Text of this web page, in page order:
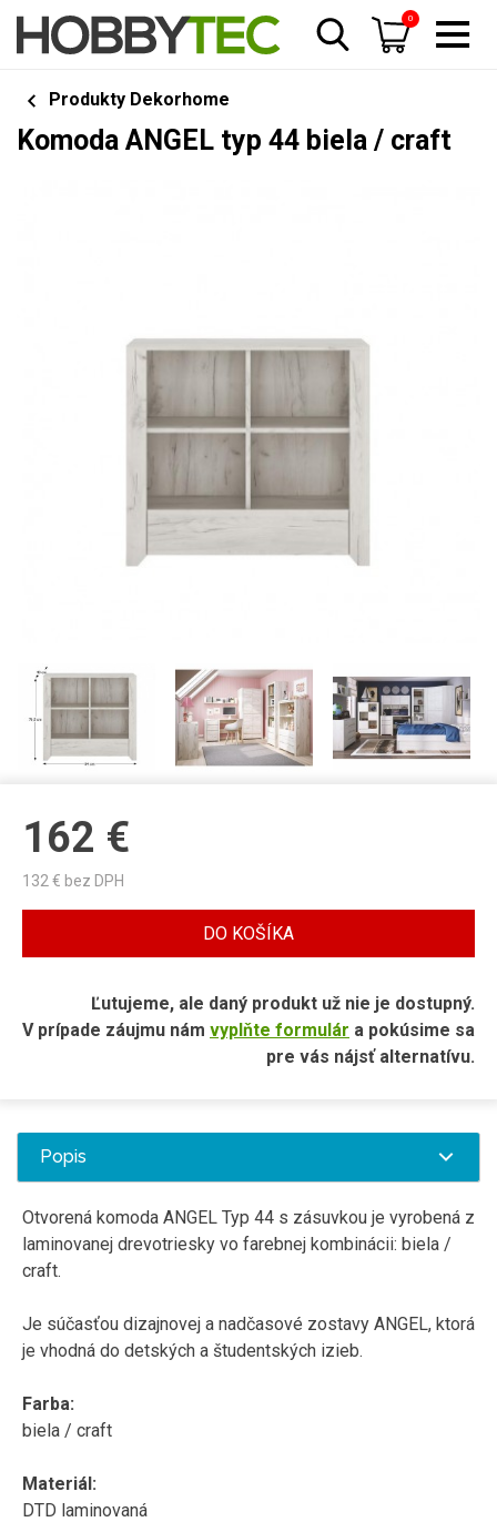
0
Produkty Dekorhome
Komoda ANGEL typ 44 biela / craft
162 €
132 € bez DPH
DO KOŠÍKA
Ľutujeme, ale daný produkt už nie je dostupný.
V prípade záujmu nám vyplňte formulár a pokúsime sa
pre vás nájsť alternatívu.
Popis
Otvorená komoda ANGEL Typ 44 s zásuvkou je vyrobená z
laminovanej drevotriesky vo farebnej kombinácii: biela /
craft.
Je súčasťou dizajnovej a nadčasové zostavy ANGEL, ktorá
je vhodná do detských a študentských izieb.
Farba:
biela / craft
Materiál:
DTD laminovaná